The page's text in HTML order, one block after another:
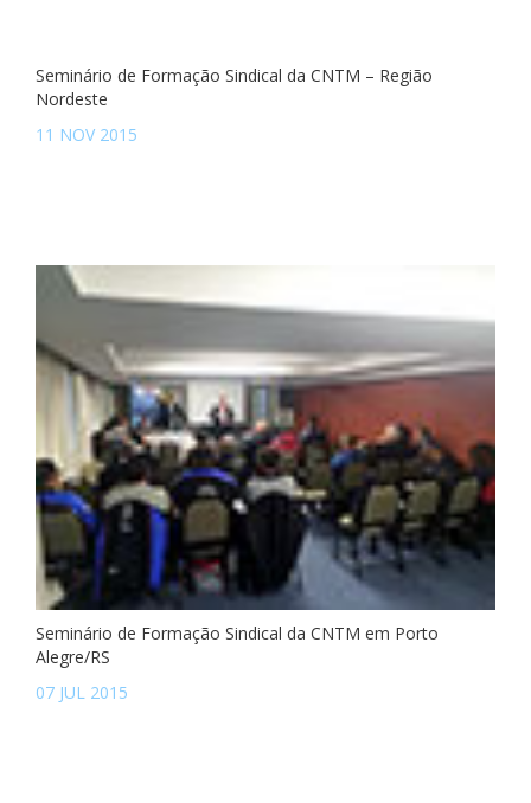
Seminário de Formação Sindical da CNTM – Região
Nordeste
11 NOV 2015
Seminário de Formação Sindical da CNTM em Porto
Alegre/RS
07 JUL 2015